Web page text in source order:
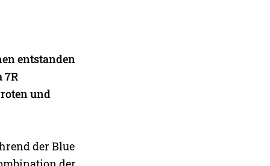
entstanden
7R
und
der Blue